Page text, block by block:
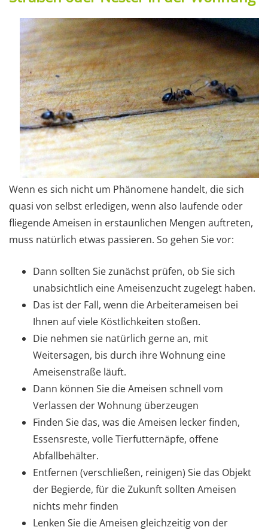
Wenn es sich nicht um Phänomene handelt, die sich
quasi von selbst erledigen, wenn also laufende oder
fliegende Ameisen in erstaunlichen Mengen auftreten,
muss natürlich etwas passieren. So gehen Sie vor:
Dann sollten Sie zunächst prüfen, ob Sie sich
unabsichtlich eine Ameisenzucht zugelegt haben.
Das ist der Fall, wenn die Arbeiterameisen bei
Ihnen auf viele Köstlichkeiten stoßen.
Die nehmen sie natürlich gerne an, mit
Weitersagen, bis durch ihre Wohnung eine
Ameisenstraße läuft.
Dann können Sie die Ameisen schnell vom
Verlassen der Wohnung überzeugen
Finden Sie das, was die Ameisen lecker finden,
Essensreste, volle Tierfutternäpfe, offene
Abfallbehälter.
Entfernen (verschließen, reinigen) Sie das Objekt
der Begierde, für die Zukunft sollten Ameisen
nichts mehr finden
Lenken Sie die Ameisen gleichzeitig von der